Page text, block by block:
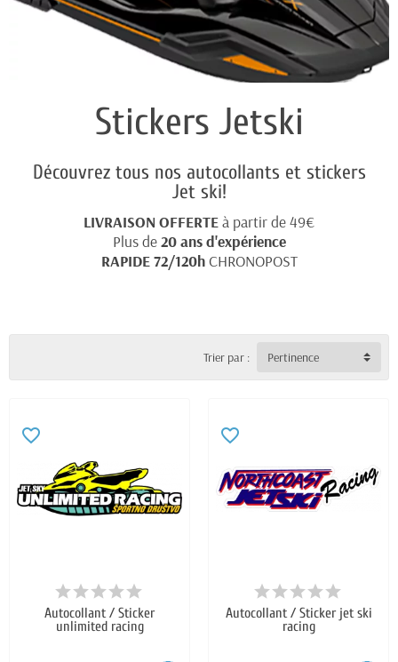
Stickers Jetski
Découvrez tous nos autocollants et stickers
Jet ski!
LIVRAISON OFFERTEà partir de 49€
Plus de20 ans d'expérience
RAPIDE 72/120hCHRONOPOST
Trier par : Pertinence
favorite_border
Autocollant / Sticker
unlimited racing
favorite_border
Autocollant / Sticker jet ski
racing